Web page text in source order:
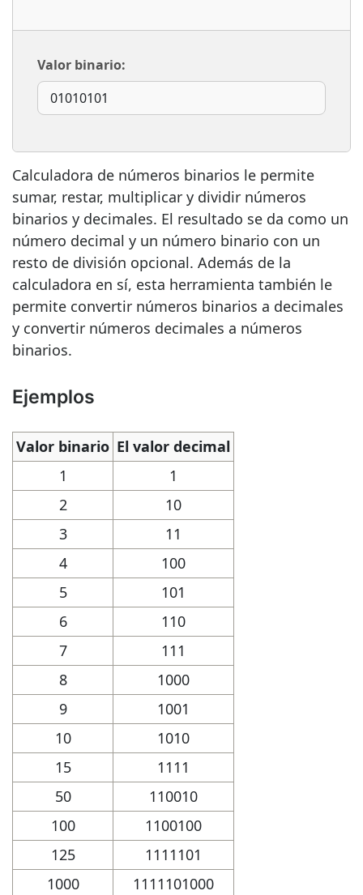
Valor binario:
Calculadora de números binarios le permite
sumar, restar, multiplicar y dividir números
binarios y decimales. El resultado se da como un
número decimal y un número binario con un
resto de división opcional. Además de la
calculadora en sí, esta herramienta también le
permite convertir números binarios a decimales
y convertir números decimales a números
binarios.
Ejemplos
Valor binario El valor decimal
1
1
2
10
3
11
4
100
5
101
6
110
7
111
8
1000
9
1001
10
1010
15
1111
50
110010
100
1100100
125
1111101
1000
1111101000